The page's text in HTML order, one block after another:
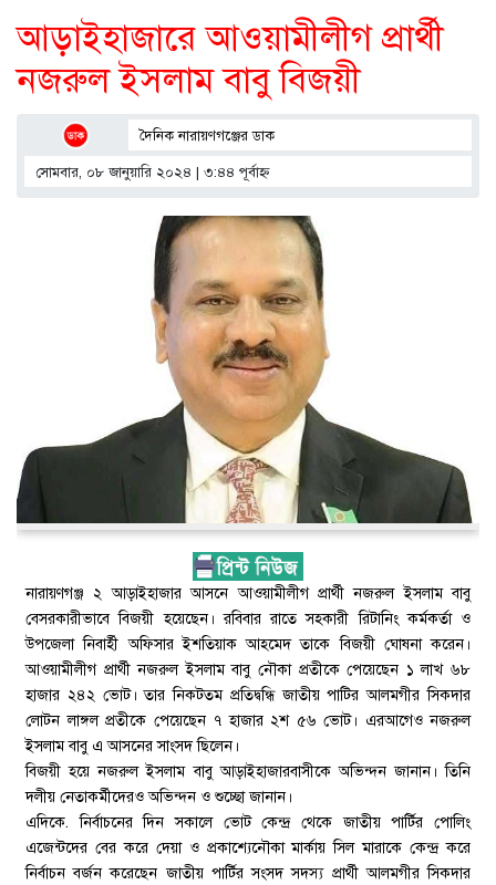
আড়াইহাজারে আওয়ামীলীগ প্রার্থী
নজরুল ইসলাম বাবু বিজয়ী
দৈনিক নারায়ণগঞ্জের ডাক
সোমবার, ০৮ জানুয়ারি ২০২৪ | ৩:৪৪ পূর্বাহ্ণ
নারায়ণগঞ্জ ২ আড়াইহাজার আসনে আওয়ামীলীগ প্রার্থী নজরুল ইসলাম বাবু
বেসরকারীভাবে বিজয়ী হয়েছেন। রবিবার রাতে সহকারী রিটানিং কর্মকর্তা ও
উপজেলা নিবার্হী অফিসার ইশতিয়াক আহমেদ তাকে বিজয়ী ঘোষনা করেন।
আওয়ামীলীগ প্রার্থী নজরুল ইসলাম বাবু নৌকা প্রতীকে পেয়েছেন ১ লাখ ৬৮
হাজার ২৪২ ভোট। তার নিকটতম প্রতিদ্বন্ধি জাতীয় পাটির আলমগীর সিকদার
লোটন লাঙ্গল প্রতীকে পেয়েছেন ৭ হাজার ২শ ৫৬ ভোট। এরআগেও নজরুল
ইসলাম বাবু এ আসনের সাংসদ ছিলেন।
বিজয়ী হয়ে নজরুল ইসলাম বাবু আড়াইহাজারবাসীকে অভিন্দন জানান। তিনি
দলীয় নেতাকর্মীদেরও অভিন্দন ও শুচ্ছো জানান।
এদিকে. নির্বাচনের দিন সকালে ভোট কেন্দ্র থেকে জাতীয় পার্টির পোলিং
এজেন্টদের বের করে দেয়া ও প্রকাশ্যেনৌকা মার্কায় সিল মারাকে কেন্দ্র করে
নির্বাচন বর্জন করেছেন জাতীয় পার্টির সংসদ সদস্য প্রার্থী আলমগীর সিকদার